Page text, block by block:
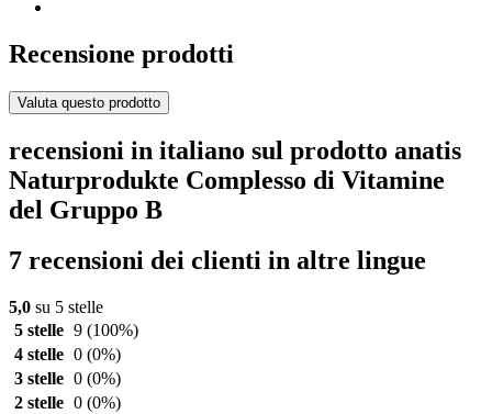
Recensione prodotti
Valuta questo prodotto
recensioni in italiano sul prodotto anatis
Naturprodukte Complesso di Vitamine
del Gruppo B
7 recensioni dei clienti in altre lingue
5,0 su 5 stelle
5 stelle 9 (100%)
4 stelle 0 (0%)
3 stelle 0 (0%)
2 stelle 0 (0%)